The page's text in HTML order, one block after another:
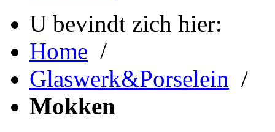
U bevindt zich hier:
Home /
Glaswerk&Porselein /
Mokken